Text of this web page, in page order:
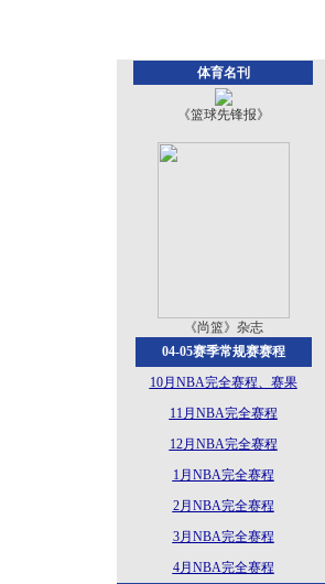
体育名刊
《篮球先锋报》
《尚篮》杂志
04-05赛季常规赛赛程
10月NBA完全赛程、赛果
11月NBA完全赛程
12月NBA完全赛程
1月NBA完全赛程
2月NBA完全赛程
3月NBA完全赛程
4月NBA完全赛程